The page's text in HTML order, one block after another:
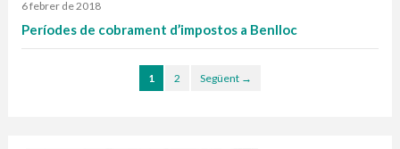
6 febrer de 2018
Períodes de cobrament d’impostos a Benlloc
1 2 Següent →